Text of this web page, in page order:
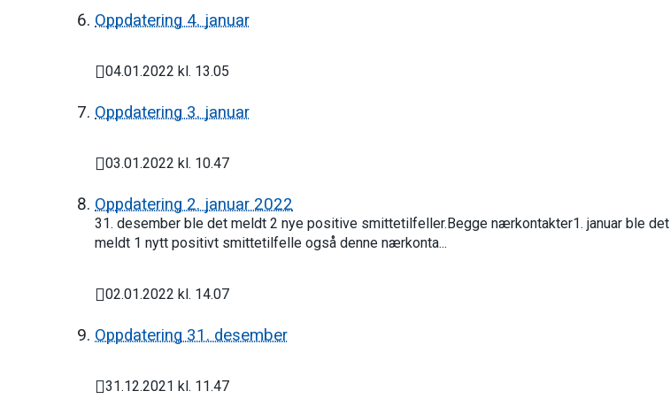
Oppdatering 4. januar
Publisert
04.01.2022 kl. 13.05
Oppdatering 3. januar
Publisert
03.01.2022 kl. 10.47
Oppdatering 2. januar 2022
31. desember ble det meldt 2 nye positive smittetilfeller.Begge nærkontakter1. januar ble det
meldt 1 nytt positivt smittetilfelle også denne nærkonta...
Publisert
02.01.2022 kl. 14.07
Oppdatering 31. desember
Publisert
31.12.2021 kl. 11.47